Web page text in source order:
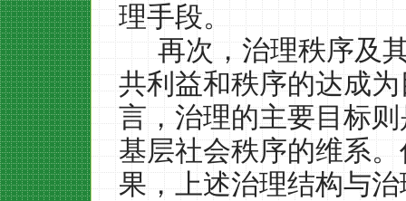
理手段。
再次，治理秩序及
共利益和秩序的达成
言，治理的主要目标
基层社会秩序的维系
果，上述治理结构与